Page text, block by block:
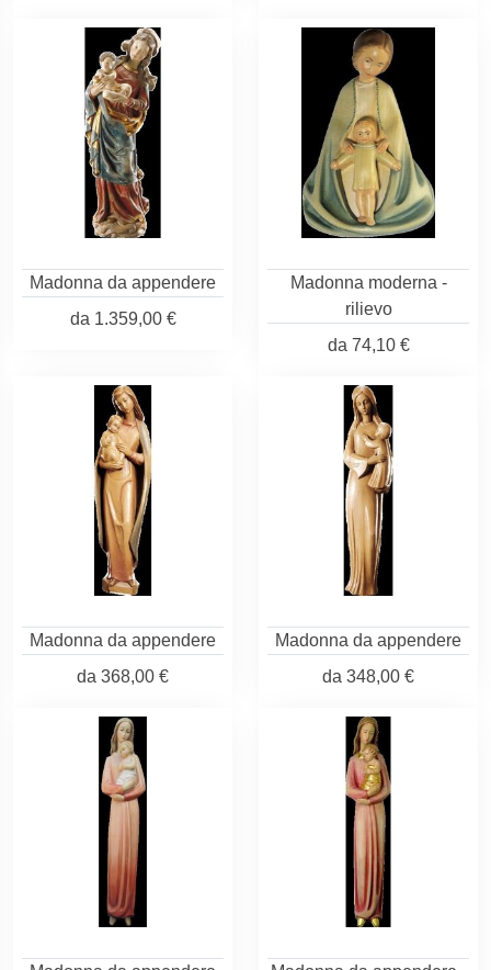
Madonna da appendere
da 1.359,00 €
Madonna moderna -
rilievo
da 74,10 €
Madonna da appendere
da 368,00 €
Madonna da appendere
da 348,00 €